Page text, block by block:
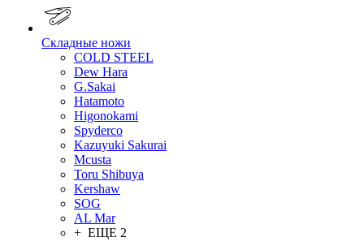
Складные ножи
COLD STEEL
Dew Hara
G.Sakai
Hatamoto
Higonokami
Spyderco
Kazuyuki Sakurai
Mcusta
Toru Shibuya
Kershaw
SOG
AL Mar
+ ЕЩЕ 2